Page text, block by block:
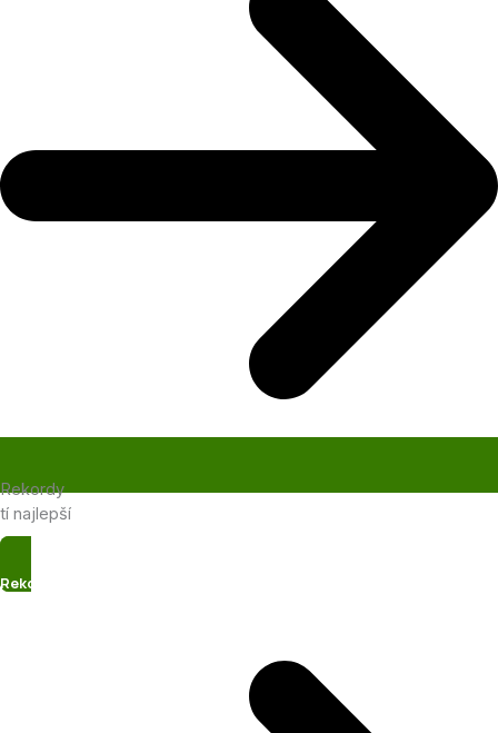
Rekordy
tí najlepší
Rekordy